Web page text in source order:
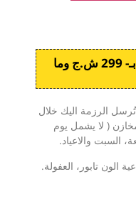
إرسالية مجانية عند الشراء بـ- 299 ش.ج وما
تُرسل الرزمة اليك خلال
( لا يشمل يوم
السبت والاعياد.
الون تابور، العفولة.